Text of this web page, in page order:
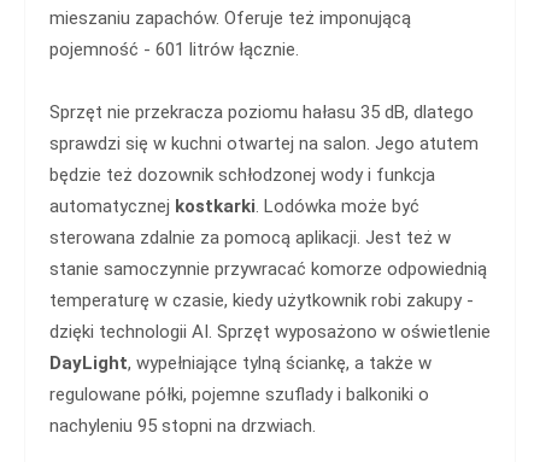
mieszaniu zapachów. Oferuje też imponującą
pojemność - 601 litrów łącznie.
Sprzęt nie przekracza poziomu hałasu 35 dB, dlatego
sprawdzi się w kuchni otwartej na salon. Jego atutem
będzie też dozownik schłodzonej wody i funkcja
automatycznej kostkarki. Lodówka może być
sterowana zdalnie za pomocą aplikacji. Jest też w
stanie samoczynnie przywracać komorze odpowiednią
temperaturę w czasie, kiedy użytkownik robi zakupy -
dzięki technologii AI. Sprzęt wyposażono w oświetlenie
DayLight, wypełniające tylną ściankę, a także w
regulowane półki, pojemne szuflady i balkoniki o
nachyleniu 95 stopni na drzwiach.